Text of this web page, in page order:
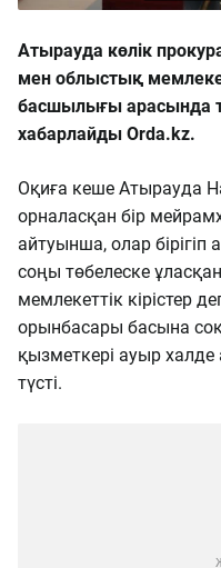
Атырауда көлік
мен облыстық
басшылығы арасында
хабарлайды Orda.kz.
Оқиға кеше Атырауда
орналасқан бір
айтуынша, олар бірігіп
соңы төбелеске
мемлекеттік кірістер
орынбасары басына
қызметкері ауыр халде
түсті.